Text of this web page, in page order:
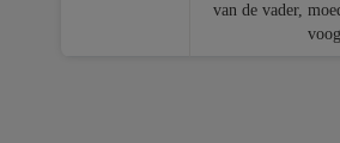
van de vader,